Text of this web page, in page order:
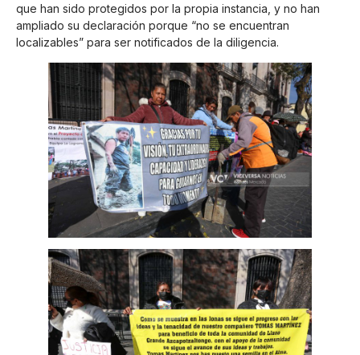
que han sido protegidos por la propia instancia, y no han
ampliado su declaración porque “no se encuentran
localizables” para ser notificados de la diligencia.